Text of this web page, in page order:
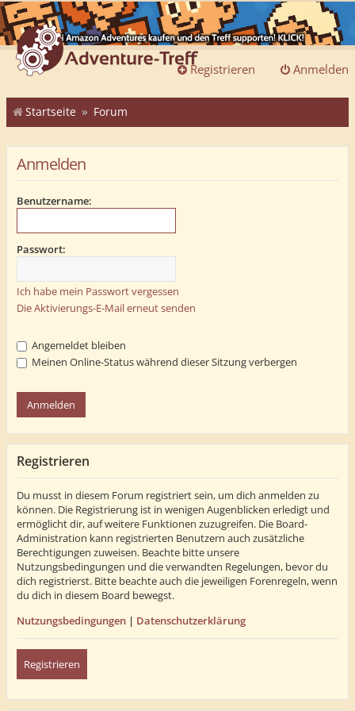
Anmelden
Registrieren
Startseite Forum
Anmelden
Benutzername:
Passwort:
Ich habe mein Passwort vergessen
Die Aktivierungs-E-Mail erneut senden
Angemeldet bleiben
Meinen Online-Status während dieser Sitzung verbergen
Registrieren
Du musst in diesem Forum registriert sein, um dich anmelden zu
können. Die Registrierung ist in wenigen Augenblicken erledigt und
ermöglicht dir, auf weitere Funktionen zuzugreifen. Die Board-
Administration kann registrierten Benutzern auch zusätzliche
Berechtigungen zuweisen. Beachte bitte unsere
Nutzungsbedingungen und die verwandten Regelungen, bevor du
dich registrierst. Bitte beachte auch die jeweiligen Forenregeln, wenn
du dich in diesem Board bewegst.
Nutzungsbedingungen | Datenschutzerklärung
Registrieren